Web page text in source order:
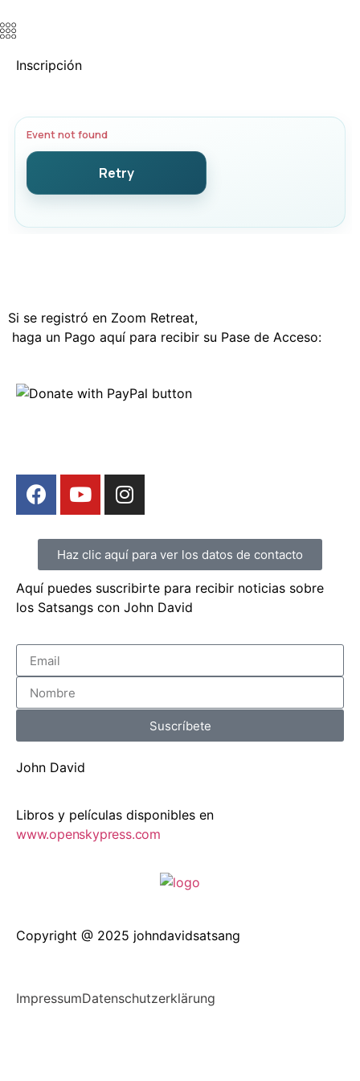
Inscripción
Si se registró en Zoom Retreat,
haga un Pago aquí para recibir su Pase de Acceso:
Haz clic aquí para ver los datos de contacto
Aquí puedes suscribirte para recibir noticias sobre
los Satsangs con John David
Suscríbete
John David
Libros y películas disponibles en
www.openskypress.com
Copyright @ 2025 johndavidsatsang
ImpressumDatenschutzerklärung